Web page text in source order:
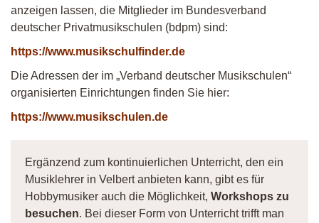
anzeigen lassen, die Mitglieder im Bundesverband
deutscher Privatmusikschulen (bdpm) sind:
https://www.musikschulfinder.de
Die Adressen der im „Verband deutscher Musikschulen“
organisierten Einrichtungen finden Sie hier:
https://www.musikschulen.de
Ergänzend zum kontinuierlichen Unterricht, den ein
Musiklehrer in Velbert anbieten kann, gibt es für
Hobbymusiker auch die Möglichkeit, Workshops zu
besuchen. Bei dieser Form von Unterricht trifft man